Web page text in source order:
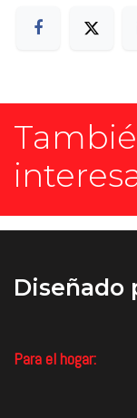
Diseñado
Para el hogar: